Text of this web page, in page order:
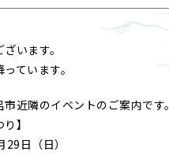
います。
ています。
近隣のイベントのご案内です。
】
日（日）